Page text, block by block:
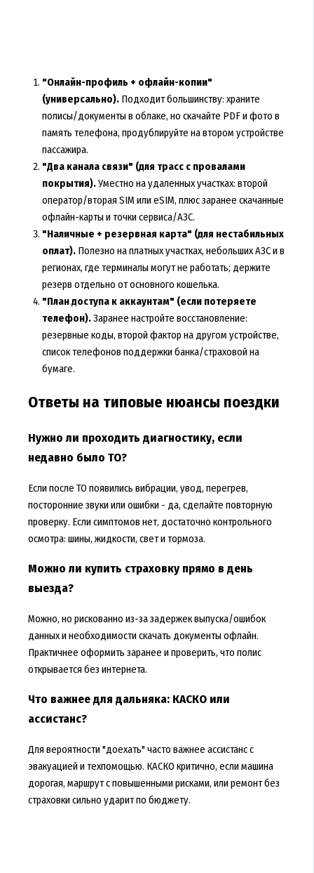
"Онлайн-профиль + офлайн-копии"
(универсально).Подходит большинству: храните
полисы/документы в облаке, но скачайте PDF и фото в
память телефона, продублируйте на втором устройстве
пассажира.
"Два канала связи" (для трасс с провалами
покрытия).Уместно на удаленных участках: второй
оператор/вторая SIM или eSIM, плюс заранее скачанные
офлайн-карты и точки сервиса/АЗС.
"Наличные + резервная карта" (для нестабильных
оплат).Полезно на платных участках, небольших АЗС и в
регионах, где терминалы могут не работать; держите
резерв отдельно от основного кошелька.
"План доступа к аккаунтам" (если потеряете
телефон).Заранее настройте восстановление:
резервные коды, второй фактор на другом устройстве,
список телефонов поддержки банка/страховой на
бумаге.
Ответы на типовые нюансы поездки
Нужно ли проходить диагностику, если
недавно было ТО?
Если после ТО появились вибрации, увод, перегрев,
посторонние звуки или ошибки - да, сделайте повторную
проверку. Если симптомов нет, достаточно контрольного
осмотра: шины, жидкости, свет и тормоза.
Можно ли купить страховку прямо в день
выезда?
Можно, но рискованно из-за задержек выпуска/ошибок
данных и необходимости скачать документы офлайн.
Практичнее оформить заранее и проверить, что полис
открывается без интернета.
Что важнее для дальняка: КАСКО или
ассистанс?
Для вероятности "доехать" часто важнее ассистанс с
эвакуацией и техпомощью. КАСКО критично, если машина
дорогая, маршрут с повышенными рисками, или ремонт без
страховки сильно ударит по бюджету.